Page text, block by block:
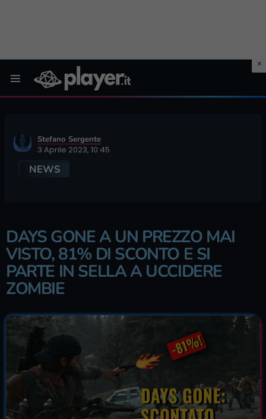
Stefano Sergente
3 Aprile 2023, 10:45
NEWS
DAYS GONE A UN PREZZO MAI
VISTO, 81% DI SCONTO E SI
PARTE IN SELLA A UCCIDERE
ZOMBIE